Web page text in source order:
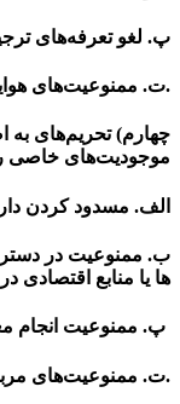
پ. لغو تعرفه‌های
.ت. ممنوعیت­‌های
چهارم) تحریم­‌های به
موجودیت­‌های خاصی
الف. مسدود کردن
ب. ممنوعیت در
ها یا منابع اقتصادی
پ. ممنوعیت انجام
.ت. ممنوعیت­‌های